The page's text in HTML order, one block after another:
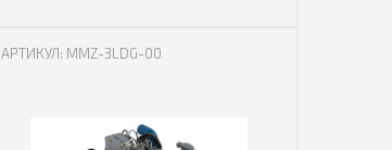
АРТИКУЛ: MMZ-3LDG-00